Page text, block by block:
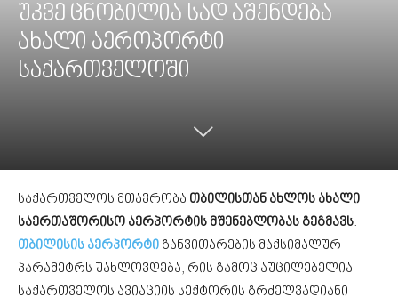
უკვე ცნობილია სად აშენდება
ახალი აეროპორტი
საქართველოში
საქართველოს მთავრობა თბილისთან ახლოს ახალი
საერთაშორისო აერპორტის მშენებლობას გეგმავს.
თბილისის აერპორტი განვითარების მაქსიმალურ
პარამეტრს უახლოვდება, რის გამოც აუცილებელია
საქართველოს ავიაციის სექტორის გრძელვადიანი